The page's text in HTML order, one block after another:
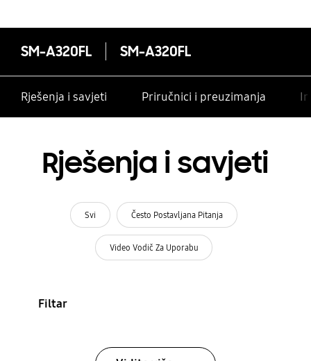
SM-A320FL SM-A320FL
Rješenja i savjeti Priručnici i preuzimanja
Rješenja i savjeti
Svi Često Postavljana Pitanja
Video Vodič Za Uporabu
Filtar